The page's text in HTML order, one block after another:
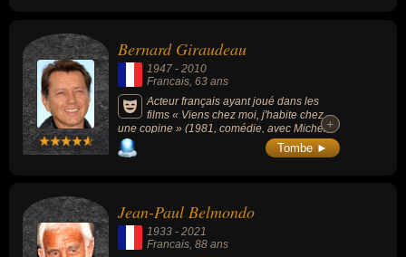
Bernard Giraudeau
1947 - 2010
Francais, 63 ans
Acteur français ayant joué dans les
films « Viens chez moi, j'habite chez
une copine » (1981, comédie, avec Michel
Blanc), « Le Ruffian » (1983, drame, avec
Lino Ventura), « Rue Barbare » (1984,
Lanvin).
+
+
Tombe ►
Jean-Paul Belmondo
1933 - 2021
Francais, 88 ans